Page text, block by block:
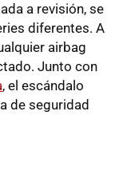
a revisión, se
diferentes. A
airbag
Junto con
, el escándalo
de seguridad